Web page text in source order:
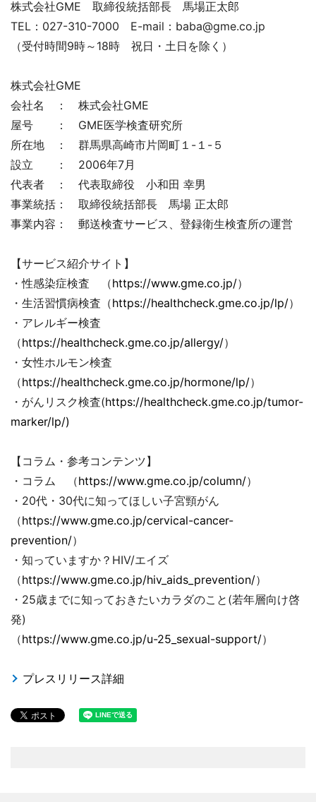
株式会社GME 取締役統括部長 馬場正太郎
TEL：027-310-7000 E-mail：baba@gme.co.jp
（受付時間9時～18時 祝日・土日を除く）
株式会社GME
会社名 ： 株式会社GME
屋号 ： GME医学検査研究所
所在地 ： 群馬県高崎市片岡町１-１-５
設立 ： 2006年7月
代表者 ： 代表取締役 小和田 幸男
事業統括： 取締役統括部長 馬場 正太郎
事業内容： 郵送検査サービス、登録衛生検査所の運営
【サービス紹介サイト】
・性感染症検査 （https://www.gme.co.jp/）
・生活習慣病検査（https://healthcheck.gme.co.jp/lp/）
・アレルギー検査
（https://healthcheck.gme.co.jp/allergy/）
・女性ホルモン検査
（https://healthcheck.gme.co.jp/hormone/lp/）
・がんリスク検査(https://healthcheck.gme.co.jp/tumor-
marker/lp/)
【コラム・参考コンテンツ】
・コラム （https://www.gme.co.jp/column/）
・20代・30代に知ってほしい子宮頸がん
（https://www.gme.co.jp/cervical-cancer-
prevention/）
・知っていますか？HIV/エイズ
（https://www.gme.co.jp/hiv_aids_prevention/）
・25歳までに知っておきたいカラダのこと(若年層向け啓
発)
（https://www.gme.co.jp/u-25_sexual-support/）
プレスリリース詳細